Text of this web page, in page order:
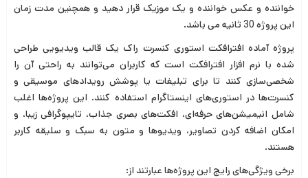
خواننده و عکس خواننده و یک موزیک قرار دهید و همچنین مدت زمان
این پروژه 30 ثانیه می باشد.
پروژه آماده افترافکت استوری کنسرت راک یک قالب ویدیویی طراحی
شده با نرم افزار افترافکت است که کاربران می‌توانند به راحتی آن را
شخصی‌سازی کنند تا برای تبلیغات یا پوشش رویدادهای موسیقی و
کنسرت‌ها در استوری‌های اینستاگرام استفاده کنند. این پروژه‌ها اغلب
شامل انیمیشن‌های حرفه‌ای، افکت‌های بصری جذاب، تایپوگرافی زیبا، و
امکان اضافه کردن تصاویر، ویدیوها و متون به سبک و سلیقه کاربر
هستند.
برخی ویژگی‌های رایج این پروژه‌ها عبارتند از: